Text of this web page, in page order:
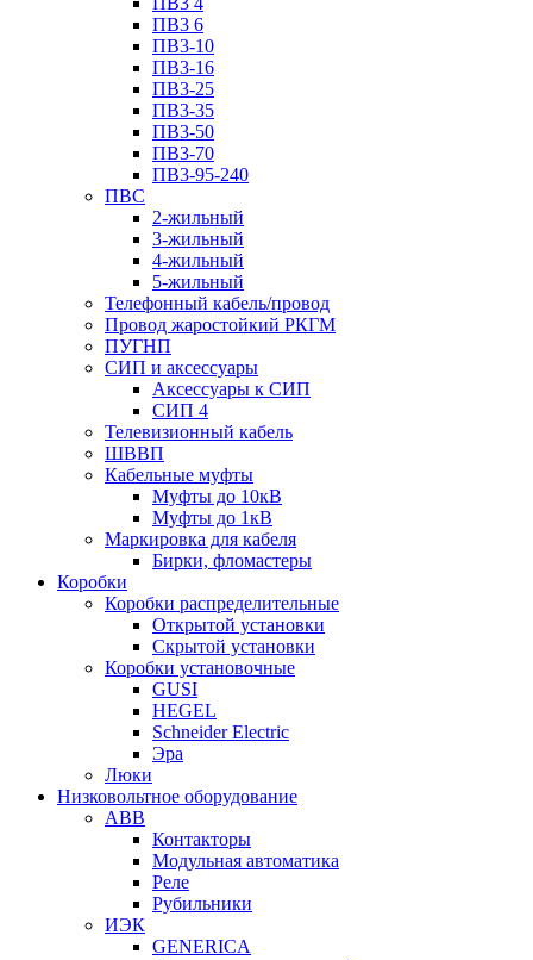
ПВ3 6
ПВ3-10
ПВ3-16
ПВ3-25
ПВ3-35
ПВ3-50
ПВ3-70
ПВ3-95-240
ПВС
2-жильный
3-жильный
4-жильный
5-жильный
Телефонный кабель/провод
Провод жаростойкий РКГМ
ПУГНП
СИП и аксессуары
Аксессуары к СИП
СИП 4
Телевизионный кабель
ШВВП
Кабельные муфты
Муфты до 10кВ
Муфты до 1кВ
Маркировка для кабеля
Бирки, фломастеры
Коробки
Коробки распределительные
Открытой установки
Скрытой установки
Коробки установочные
GUSI
HEGEL
Schneider Electric
Эра
Люки
Низковольтное оборудование
ABB
Контакторы
Модульная автоматика
Реле
Рубильники
ИЭК
GENERICA